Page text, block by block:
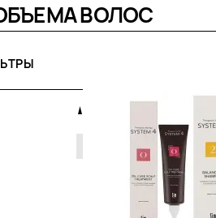
ВОЛОС